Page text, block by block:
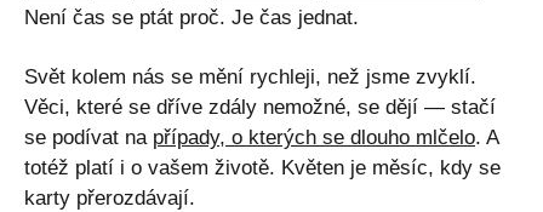
Není čas se ptát proč. Je čas jednat.
Svět kolem nás se mění rychleji, než jsme zvyklí.
Věci, které se dříve zdály nemožné, se dějí — stačí
se podívat na případy, o kterých se dlouho mlčelo. A
totéž platí i o vašem životě. Květen je měsíc, kdy se
karty přerozdávají.